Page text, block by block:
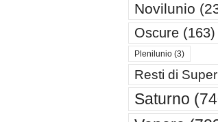
Novilunio
Oscure(163)
Plenilunio(3)
Resti di
Saturno